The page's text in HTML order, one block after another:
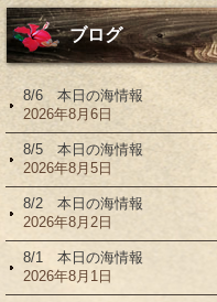
ブログ
8/6 本日の海情報
2026年8月6日
8/5 本日の海情報
2026年8月5日
8/2 本日の海情報
2026年8月2日
8/1 本日の海情報
2026年8月1日